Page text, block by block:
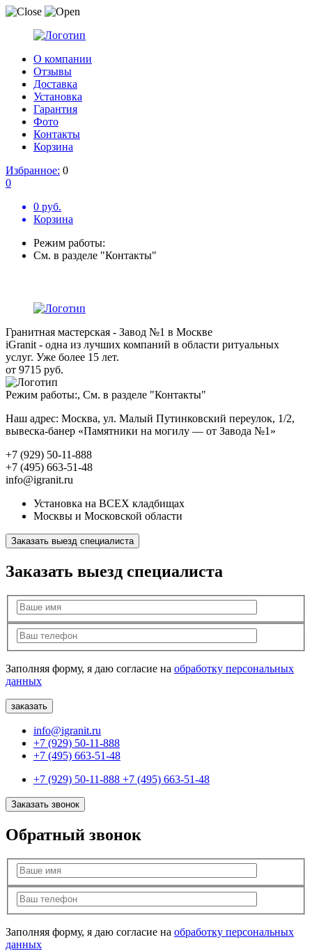
О компании
Отзывы
Доставка
Установка
Гарантия
Фото
Контакты
Корзина
Избранное: 0
0
0 руб.
Корзина
Режим работы:
См. в разделе "Контакты"
Гранитная мастерская - Завод №1 в Москве
iGranit - одна из лучших компаний в области ритуальных
услуг. Уже более 15 лет.
от 9715 руб.
Режим работы:, См. в разделе "Контакты"
Наш адрес: Москва, ул. Малый Путинковский переулок, 1/2,
вывеска-банер «Памятники на могилу — от Завода №1»
+7 (929) 50-11-888
+7 (495) 663-51-48
info@igranit.ru
Установка на ВСЕХ кладбищах
Москвы и Московской области
Заказать выезд специалиста
Заказать выезд специалиста
Заполняя форму, я даю согласие на обработку персональных
данных
info@igranit.ru
+7 (929) 50-11-888
+7 (495) 663-51-48
+7 (929) 50-11-888 +7 (495) 663-51-48
Заказать звонок
Обратный звонок
Заполняя форму, я даю согласие на обработку персональных
данных